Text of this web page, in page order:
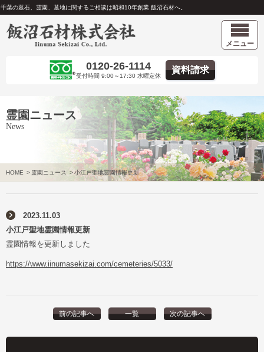
千葉の墓石、霊園、墓地に関するご相談は昭和10年創業 飯沼石材へ。
メニュー
0120-26-1114
受付時間 9:00～17:30 水曜定休
資料請求
霊園ニュース
News
HOME > 霊園ニュース >小江戸聖地霊園情報更新
2023.11.03
小江戸聖地霊園情報更新
霊園情報を更新しました
https://www.iinumasekizai.com/cemeteries/5033/
前の記事へ 一覧 次の記事へ